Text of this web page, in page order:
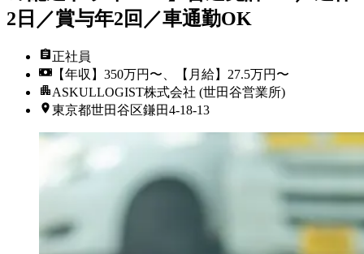
2日／賞与年2回／車通勤OK
正社員
【年収】350万円〜、【月給】27.5万円〜
ASKULLOGIST株式会社 (世田谷営業所)
東京都世田谷区鎌田4‐18‐13